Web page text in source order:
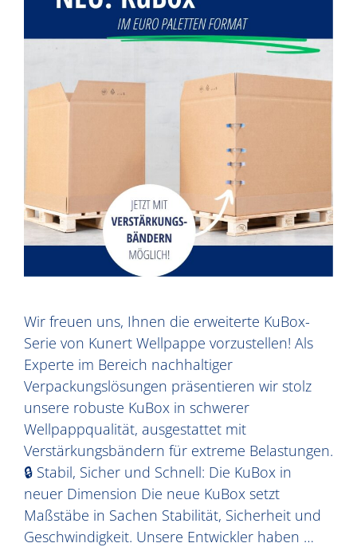
Wir freuen uns, Ihnen die erweiterte KuBox-
Serie von Kunert Wellpappe vorzustellen! Als
Experte im Bereich nachhaltiger
Verpackungslösungen präsentieren wir stolz
unsere robuste KuBox in schwerer
Wellpappqualität, ausgestattet mit
Verstärkungsbändern für extreme Belastungen.
🔒 Stabil, Sicher und Schnell: Die KuBox in
neuer Dimension Die neue KuBox setzt
Maßstäbe in Sachen Stabilität, Sicherheit und
Geschwindigkeit. Unsere Entwickler haben …